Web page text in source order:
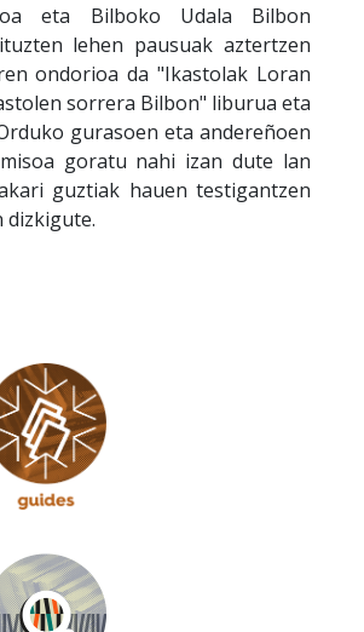
eta Bilboko Udala Bilbon
lehen pausuak aztertzen
ondorioa da "Ikastolak Loran
sorrera Bilbon" liburua eta
gurasoen eta andereñoen
goratu nahi izan dute lan
guztiak hauen testigantzen